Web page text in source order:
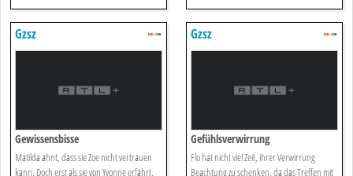
Gzsz
Gewissensbisse
Matilda ahnt, dass sie Zoe nicht vertrauen
kann. Doch erst als sie von Yvonne erfährt,
Gzsz
Gefühlsverwirrung
Flo hat nicht viel Zeit, ihrer Verwirrung
Beachtung zu schenken, da das Treffen mit